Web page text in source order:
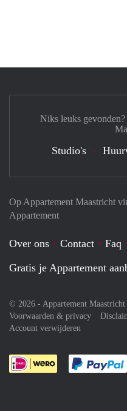
Op Appartement Maastricht
Appartement
Over ons Contact Faq
Gratis je Appartement
© 2026 - Appartement
Voorwaarden & privacy
Account verwijderen
Niks leuks
Studio's